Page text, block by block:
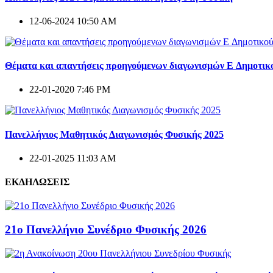
12-06-2024 10:50 AM
Θέματα και απαντήσεις προηγούμενων διαγωνισμών E
22-01-2020 7:46 PM
Πανελλήνιος Μαθητικός Διαγωνισμός Φυσικής 2025
22-01-2025 11:03 AM
ΕΚΔΗΛΩΣΕΙΣ
21ο Πανελλήνιο Συνέδριο Φυσικής 2026